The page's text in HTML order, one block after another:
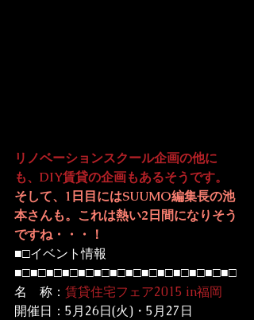
リノベーションスクール企画の他に
も、DIY賃貸の企画もあるそうです。
そして、1日目にはSUUMO編集長の池
本さんも。これは熱い2日間になりそう
ですね・・・！
■□イベント情報
■□■□■□■□■□■□■□■□■□■□■□■□■□■□
名　称： 賃貸住宅フェア2015 in福岡
開催日：5月26日(火)・5月27日